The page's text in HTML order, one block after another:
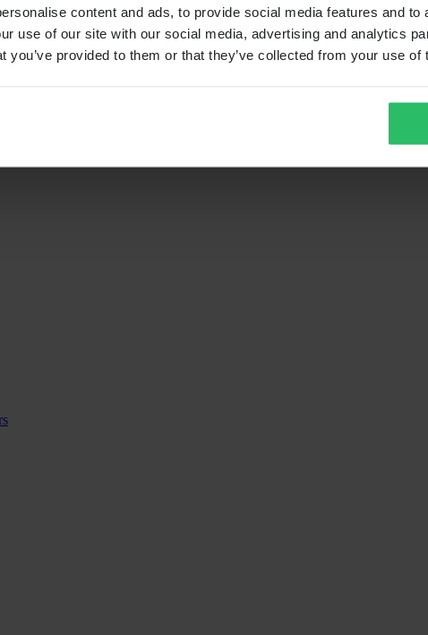
content and ads, to provide social media features and
use of our site with our social media, advertising and analytics
you’ve provided to them or that they’ve collected from your use of